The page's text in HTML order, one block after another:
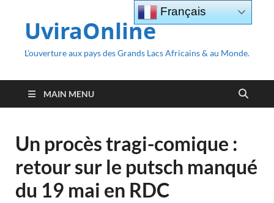
UviraOnline
L’ouverture aux pays des Grands Lacs Africains & au Monde.
MAIN MENU
Un procès tragi-comique :
retour sur le putsch manqué
du 19 mai en RDC
Français